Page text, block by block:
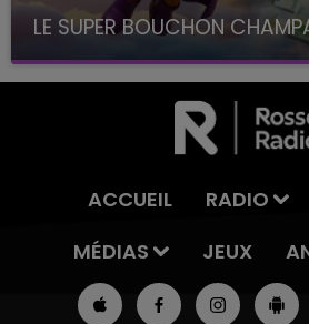
LE SUPER BOUCHON
avec La Famille Champagne
ACCUEIL RADIO
MÉDIAS
JEUX